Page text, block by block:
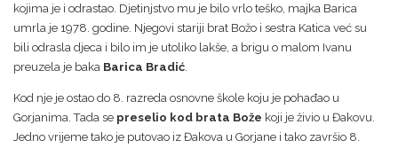
kojima je i odrastao. Djetinjstvo mu je bilo vrlo teško, majka Barica
umrla je 1978. godine. Njegovi stariji brat Božo i sestra Katica već su
bili odrasla djeca i bilo im je utoliko lakše, a brigu o malom Ivanu
preuzela je baka Barica Bradić
Kod nje je ostao do 8. razreda osnovne škole koju je pohađao u
Gorjanima. Tada se preselio kod brata Bože koji je živio u Đakovu.
Jedno vrijeme tako je putovao iz Đakova u Gorjane i tako završio 8.